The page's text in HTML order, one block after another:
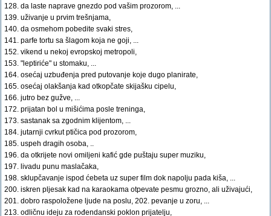
128. da laste naprave gnezdo pod vašim prozorom, ...
139. uživanje u prvim trešnjama,
140. da osmehom pobedite svaki stres,
141. parfe tortu sa šlagom koja ne goji, ...
152. vikend u nekoj evropskoj metropoli,
153. "leptiriće" u stomaku, ...
164. osećaj uzbuđenja pred putovanje koje dugo planirate,
165. osećaj olakšanja kad otkopčate skijašku cipelu,
166. jutro bez gužve, ...
172. prijatan bol u mišićima posle treninga,
173. sastanak sa zgodnim klijentom, ...
184. jutarnji cvrkut ptičica pod prozorom,
185. uspeh dragih osoba, ..
196. da otkrijete novi omiljeni kafić gde puštaju super muziku,
197. livadu punu maslačaka,
198. sklupčavanje ispod ćebeta uz super film dok napolju pada kiša, ...
200. iskren pljesak kad na karaokama otpevate pesmu grozno, ali uživajući,
201. dobro raspoložene ljude na poslu, 202. pevanje u zoru, ...
213. odličnu ideju za rođendanski poklon prijatelju,